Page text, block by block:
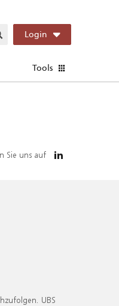
Login
Tools
Sie uns auf
UBS